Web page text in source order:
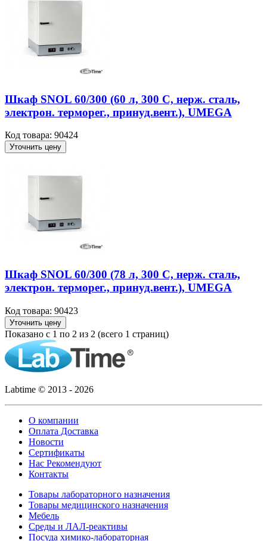
Шкаф SNOL 60/300 (60 л, 300 С, нерж. сталь,
электрон. терморег., принуд.вент.), UMEGA
Код товара: 90424
Уточнить цену
Шкаф SNOL 60/300 (78 л, 300 С, нерж. сталь,
электрон. терморег., принуд.вент.), UMEGA
Код товара: 90423
Уточнить цену
Показано с 1 по 2 из 2 (всего 1 страниц)
Labtime © 2013 - 2026
О компании
Оплата Доставка
Новости
Сертификаты
Нас Рекомендуют
Контакты
Товары лабораторного назначения
Товары медицинского назначения
Мебель
Среды и ЛАЛ-реактивы
Посуда химико-лабораторная